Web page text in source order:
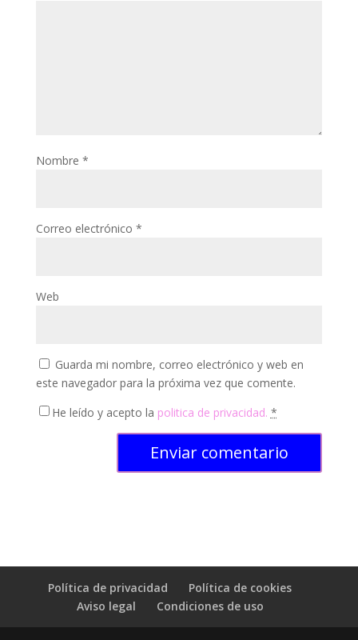
Nombre *
Correo electrónico *
Web
Guarda mi nombre, correo electrónico y web en
este navegador para la próxima vez que comente.
He leído y acepto la politica de privacidad. *
Política de privacidad
Política de cookies
Aviso legal
Condiciones de uso